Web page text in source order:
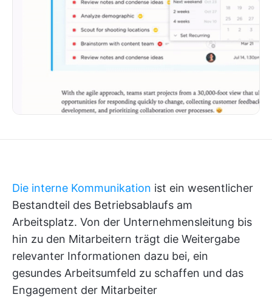
Die interne Kommunikation ist ein wesentlicher
Bestandteil des Betriebsablaufs am
Arbeitsplatz. Von der Unternehmensleitung bis
hin zu den Mitarbeitern trägt die Weitergabe
relevanter Informationen dazu bei, ein
gesundes Arbeitsumfeld zu schaffen und das
Engagement der Mitarbeiter